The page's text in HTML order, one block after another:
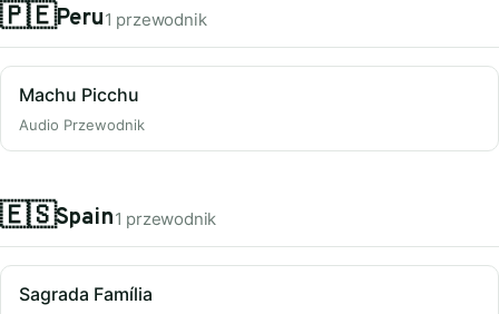
🇵🇪Peru1 przewodnik
Machu Picchu
Audio Przewodnik
🇪🇸Spain1 przewodnik
Sagrada Família